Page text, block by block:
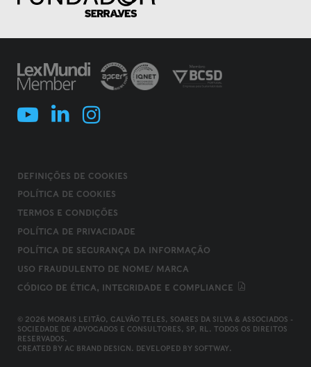
DEFINIÇÕES DE COOKIES
POLÍTICA DE COOKIES
TERMOS E CONDIÇÕES
POLÍTICA DE PRIVACIDADE
POLÍTICA DE SEGURANÇA DA INFORMAÇÃO
USO FRAUDULENTO DE NOME/ MARCA
CÓDIGO DE ÉTICA, INTEGRIDADE E COMPLIANCE
© 2026 MORAIS LEITÃO, GALVÃO TELES, SOARES DA SILVA & ASSOCIADOS -
SOCIEDADE DE ADVOGADOS E CONSULTORES, SP, RL. TODOS OS DIREITOS
RESERVADOS.
CREATED BY AC BRAND DESIGN. DEVELOPED BY SOFTWAY.